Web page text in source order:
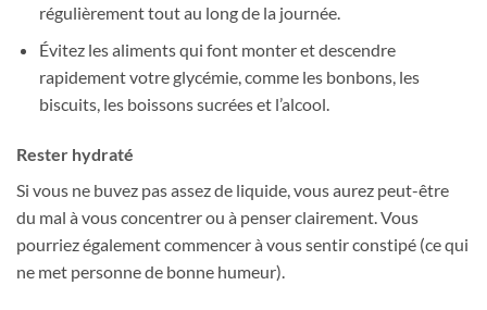
régulièrement tout au long de la journée.
Évitez les aliments qui font monter et descendre
rapidement votre glycémie, comme les bonbons, les
biscuits, les boissons sucrées et l’alcool.
Rester hydraté
Si vous ne buvez pas assez de liquide, vous aurez peut-être
du mal à vous concentrer ou à penser clairement. Vous
pourriez également commencer à vous sentir constipé (ce qui
ne met personne de bonne humeur).